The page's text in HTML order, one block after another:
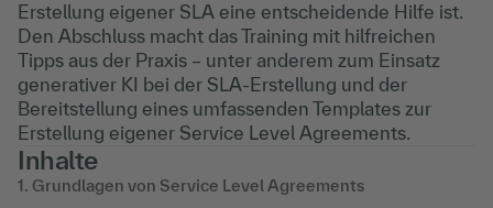
Erstellung eigener SLA eine entscheidende Hilfe ist.
Den Abschluss macht das Training mit hilfreichen
Tipps aus der Praxis – unter anderem zum Einsatz
generativer KI bei der SLA-Erstellung und der
Bereitstellung eines umfassenden Templates zur
Erstellung eigener Service Level Agreements.
Inhalte
1. Grundlagen von Service Level Agreements